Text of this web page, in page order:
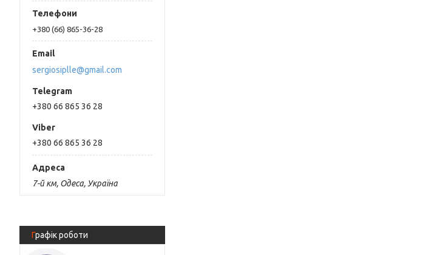
+380 (66) 865-36-28
sergiosiplle@gmail.com
+380 66 865 36 28
+380 66 865 36 28
7-й км, Одеса, Україна
Графік роботи